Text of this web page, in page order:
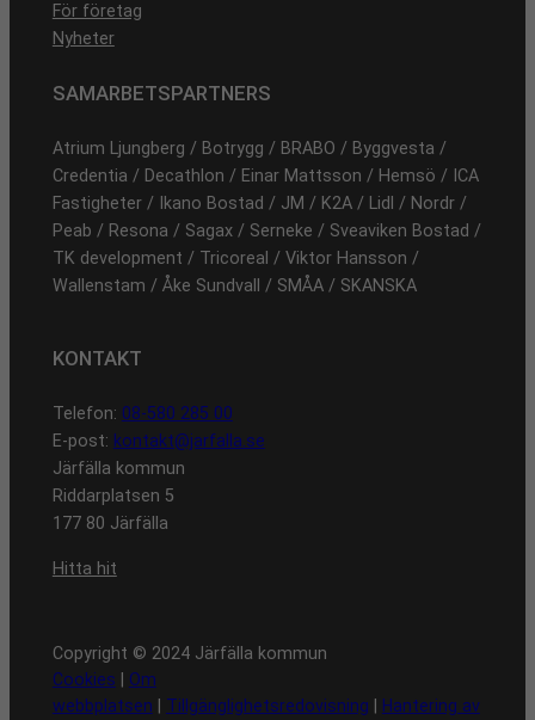
För företag
Nyheter
SAMARBETSPARTNERS
Atrium Ljungberg / Botrygg / BRABO / Byggvesta /
Credentia / Decathlon / Einar Mattsson / Hemsö / ICA
Fastigheter / Ikano Bostad / JM / K2A / Lidl / Nordr /
Peab / Resona / Sagax / Serneke / Sveaviken Bostad /
TK development / Tricoreal / Viktor Hansson /
Wallenstam / Åke Sundvall / SMÅA / SKANSKA
KONTAKT
Telefon: 08-580 285 00
E-post: kontakt@jarfalla.se
Järfälla kommun
Riddarplatsen 5
177 80 Järfälla
Hitta hit
Copyright © 2024 Järfälla kommun
Cookies | Om
webbplatsen | Tillgänglighetsredovisning | Hantering av